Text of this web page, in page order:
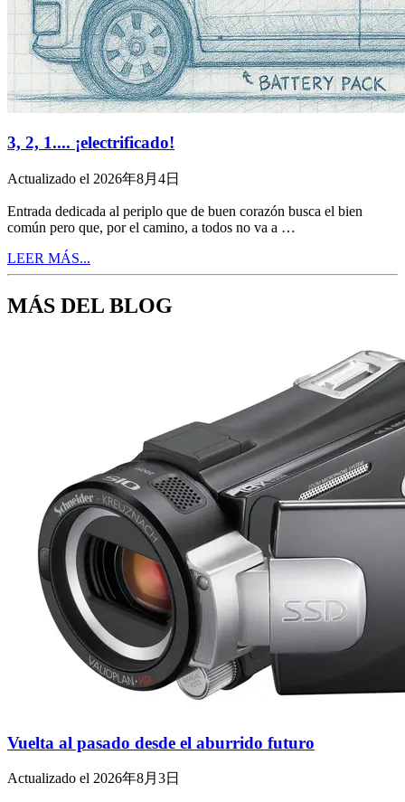
3, 2, 1.... ¡electrificado!
Actualizado el 2026年8月4日
Entrada dedicada al periplo que de buen corazón busca el bien
común pero que, por el camino, a todos no va a …
LEER MÁS...
MÁS DEL BLOG
Vuelta al pasado desde el aburrido futuro
Actualizado el 2026年8月3日